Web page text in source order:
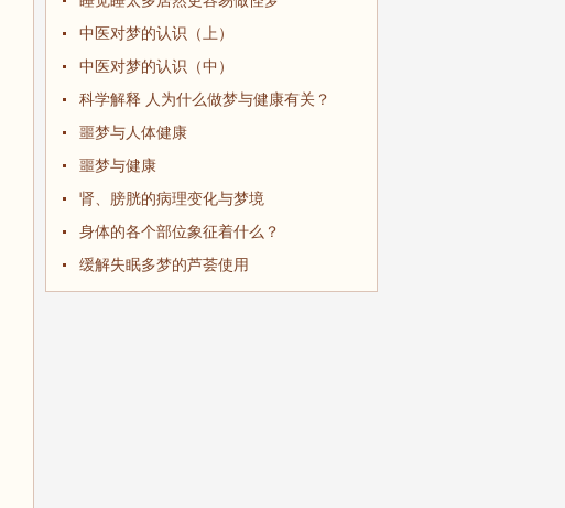
中医对梦的认识（上）
中医对梦的认识（中）
科学解释 人为什么做梦与健康有关？
噩梦与人体健康
噩梦与健康
肾、膀胱的病理变化与梦境
身体的各个部位象征着什么？
缓解失眠多梦的芦荟使用